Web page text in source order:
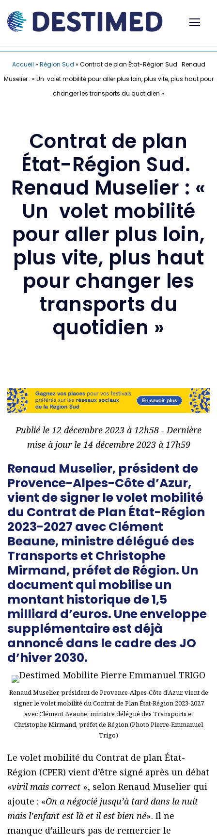
Accueil » Région Sud » Contrat de plan État-Région Sud. Renaud
Muselier : « Un volet mobilité pour aller plus loin, plus vite, plus haut pour
changer les transports du quotidien »
Contrat de plan
État-Région Sud.
Renaud Muselier : «
Un volet mobilité
pour aller plus loin,
plus vite, plus haut
pour changer les
transports du
quotidien »
Publié le 12 décembre 2023 à 12h58 - Dernière
mise à jour le 14 décembre 2023 à 17h59
Renaud Muselier, président de
Provence-Alpes-Côte d’Azur,
vient de signer le volet mobilité
du Contrat de Plan État-Région
2023-2027 avec Clément
Beaune, ministre délégué des
Transports et Christophe
Mirmand, préfet de Région. Un
document qui mobilise un
montant historique de 1,5
milliard d’euros. Une enveloppe
supplémentaire est déjà
annoncé dans le cadre des JO
d’hiver 2030.
Renaud Muselier, président de Provence-Alpes-Côte d’Azur, vient de
signer le volet mobilité du Contrat de Plan État-Région 2023-2027
avec Clément Beaune, ministre délégué des Transports et
Christophe Mirmand, préfet de Région (Photo Pierre-Emmanuel
Trigo)
Le volet mobilité du Contrat de plan État-
Région (CPER) vient d’être signé après un débat
«viril mais correct », selon Renaud Muselier qui
ajoute : «On a négocié jusqu’à tard dans la nuit
mais l’enfant est là et il est bien né». Il ne
manque d’ailleurs pas de remercier le